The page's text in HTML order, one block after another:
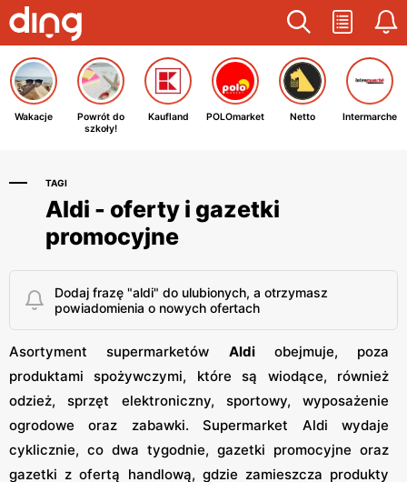
Wakacje
Powrót do
szkoły!
Kaufland POLOmarket Netto Intermarche
TAGI
Aldi - oferty i gazetki
promocyjne
Dodaj frazę "aldi" do ulubionych, a otrzymasz
powiadomienia o nowych ofertach
Asortyment supermarketów Aldiobejmuje, poza
produktami spożywczymi, które są wiodące, również
odzież, sprzęt elektroniczny, sportowy, wyposażenie
ogrodowe oraz zabawki. Supermarket Aldi wydaje
cyklicznie, co dwa tygodnie, gazetki promocyjne oraz
gazetki z ofertą handlową, gdzie zamieszcza produkty